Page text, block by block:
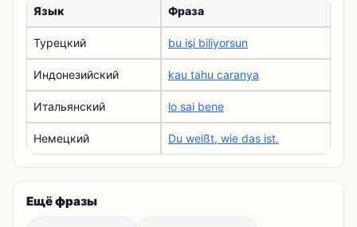
Язык Фраза
Турецкий bu işi biliyorsun
Индонезийский kau tahu caranya
Итальянский lo sai bene
Немецкий Du weißt, wie das ist.
Ещё фразы